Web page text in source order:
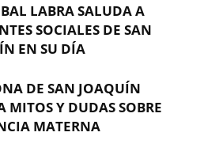
LABRA SALUDA A
SOCIALES DE SAN
EN SU DÍA
DE SAN JOAQUÍN
MITOS Y DUDAS SOBRE
MATERNA